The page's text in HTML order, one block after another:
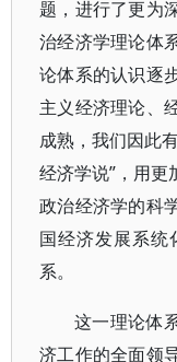
题，进行了更为
治经济学理论体
论体系的认识逐
主义经济理论、
成熟，我们因此
经济学说”，用更
政治经济学的科
国经济发展系
系。
这一理论体
济工作的全面领